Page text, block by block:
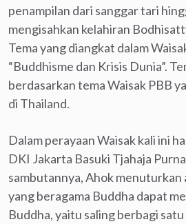
penampilan dari sanggar tari
mengisahkan kelahiran
Tema yang diangkat dalam
“Buddhisme dan Krisis Dunia”.
berdasarkan tema Waisak PBB
di Thailand.
Dalam perayaan Waisak kali ini
DKI Jakarta Basuki Tjahaja
sambutannya, Ahok menuturkan
yang beragama Buddha dapat
Buddha, yaitu saling berbagi